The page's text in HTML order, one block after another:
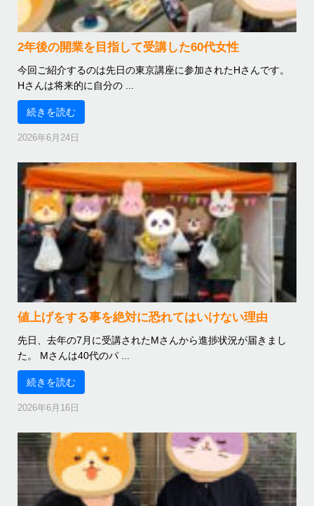
2年後の開業を目指して受講した60代女性
今回ご紹介するのは先日の東京講座に参加されたHさんです。
Hさんは将来的に自分の ...
続きを読む
2026年6月24日
値上げをする事を絶対に恐れてはいけない理由
先日、去年の7月に受講されたMさんから進捗状況が届きまし
た。 Mさんは40代のパ ...
続きを読む
2026年6月16日